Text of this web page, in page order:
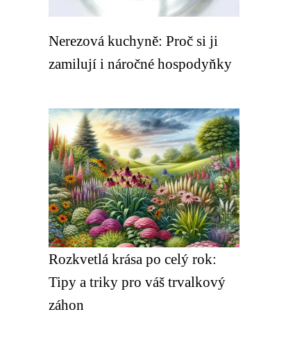
Nerezová kuchyně: Proč si ji
zamilují i náročné hospodyňky
Rozkvetlá krása po celý rok:
Tipy a triky pro váš trvalkový
záhon